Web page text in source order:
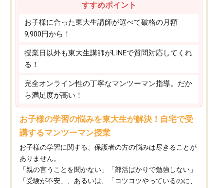
すすめポイント
お子様に合った東大生講師が選べて破格の月額
9,900円から！
授業日以外も東大生講師がLINEで質問対応してくれ
る！
完全オンライン性の丁寧なマンツーマン指導。だか
ら満足度が高い！
お子様の学習の悩みを東大生が解決！自宅で受
講するマンツーマン授業
お子様の学習に関する、保護者の方の悩みは尽きることが
ありません。
「親の言うことを聞かない」「部活ばかりで勉強しない」
「受験が不安」、あるいは、「コツコツやっているのに、